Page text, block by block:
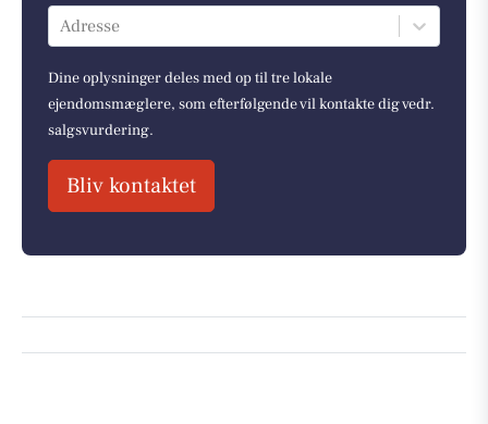
Adresse
Dine oplysninger deles med op til tre lokale
ejendomsmæglere, som efterfølgende vil kontakte dig vedr.
salgsvurdering.
Bliv kontaktet